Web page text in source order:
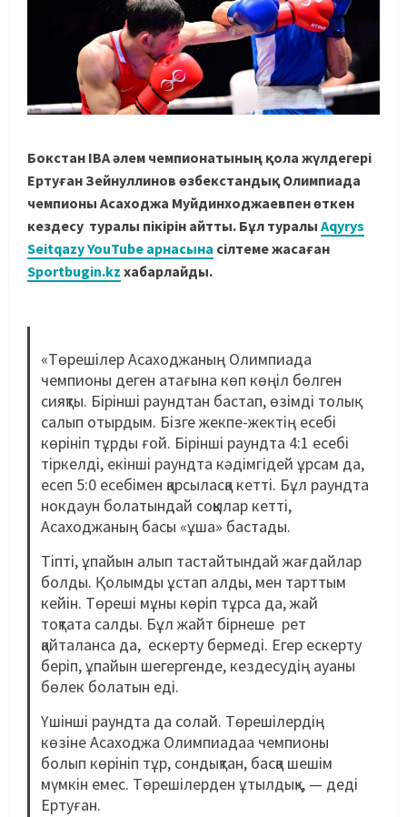
Бокстан IBA әлем чемпионатының қола жүлдегері
Ертуған Зейнуллинов өзбекстандық Олимпиада
чемпионы Асаходжа Муйдинходжаевпен өткен
кездесу туралы пікірін айтты. Бұл туралы Aqyrys
Seitqazy YouTube арнасына сілтеме жасаған
Sportbugin.kz хабарлайды.
«Төрешілер Асаходжаның Олимпиада
чемпионы деген атағына көп көңіл бөлген
сияқты. Бірінші раундтан бастап, өзімді толық
салып отырдым. Бізге жекпе-жектің есебі
көрініп тұрды ғой. Бірінші раундта 4:1 есебі
тіркелді, екінші раундта кәдімгідей ұрсам да,
есеп 5:0 есебімен қарсыласқа кетті. Бұл раундта
нокдаун болатындай соққылар кетті,
Асаходжаның басы «ұша» бастады.
Тіпті, ұпайын алып тастайтындай жағдайлар
болды. Қолымды ұстап алды, мен тарттым
кейін. Төреші мұны көріп тұрса да, жай
тоқтата салды. Бұл жайт бірнеше рет
қайталанса да, ескерту бермеді. Егер ескерту
беріп, ұпайын шегергенде, кездесудің ауаны
бөлек болатын еді.
Үшінші раундта да солай. Төрешілердің
көзіне Асаходжа Олимпиадаа чемпионы
болып көрініп тұр, сондықтан, басқа шешім
мүмкін емес. Төрешілерден ұтылдық», — деді
Ертуған.